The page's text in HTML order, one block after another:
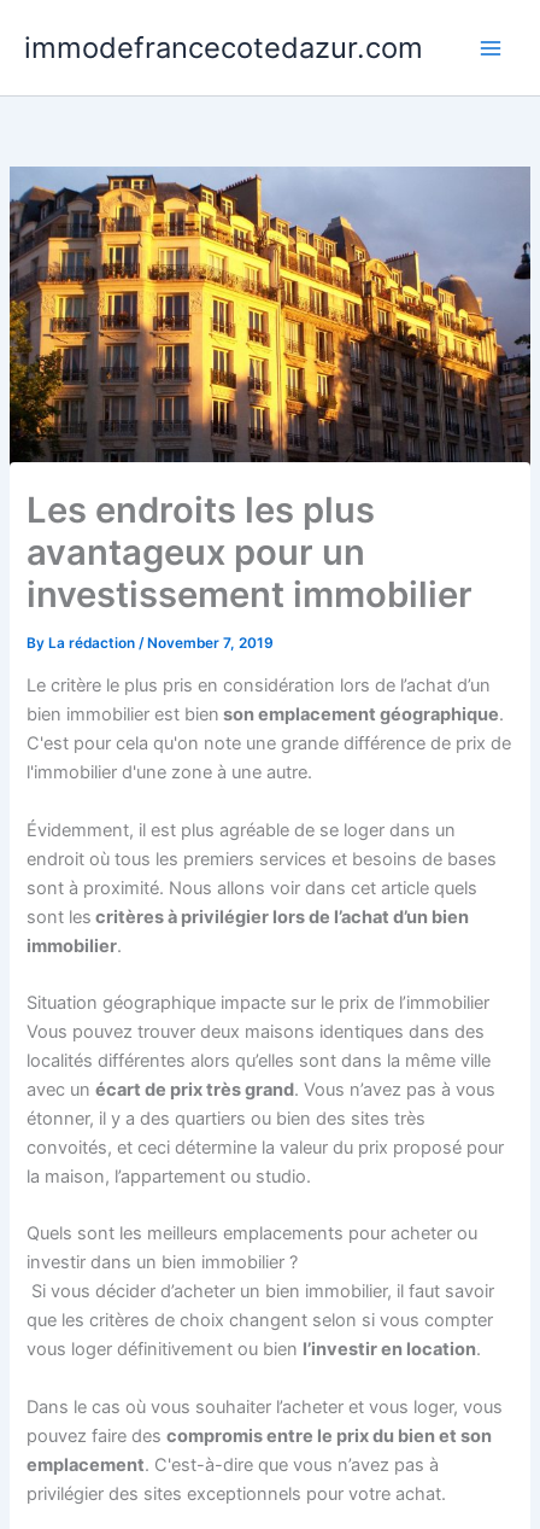
immodefrancecotedazur.com
Les endroits les plus
avantageux pour un
investissement immobilier
ByLa rédaction /November 7, 2019
Le critère le plus pris en considération lors de l’achat d’un
bien immobilier est bien son emplacement géographique.
C'est pour cela qu'on note une grande différence de prix de
l'immobilier d'une zone à une autre.
Évidemment, il est plus agréable de se loger dans un
endroit où tous les premiers services et besoins de bases
sont à proximité. Nous allons voir dans cet article quels
sont les critères à privilégier lors de l’achat d’un bien
immobilier.
Situation géographique impacte sur le prix de l’immobilier
Vous pouvez trouver deux maisons identiques dans des
localités différentes alors qu’elles sont dans la même ville
avec unécart de prix très grand. Vous n’avez pas à vous
étonner, il y a des quartiers ou bien des sites très
convoités, et ceci détermine la valeur du prix proposé pour
la maison, l’appartement ou studio.
Quels sont les meilleurs emplacements pour acheter ou
investir dans un bien immobilier ?
Si vous décider d’acheter un bien immobilier, il faut savoir
que les critères de choix changent selon si vous compter
vous loger définitivement ou bien l’investir en location.
Dans le cas où vous souhaiter l’acheter et vous loger, vous
pouvez faire descompromis entre le prix du bien et son
emplacement. C'est-à-dire que vous n’avez pas à
privilégier des sites exceptionnels pour votre achat.